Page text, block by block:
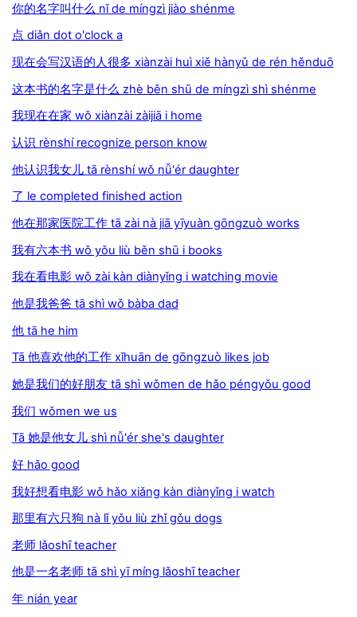
你的名字叫什么 nǐ de míngzì jiào shénme
点 diǎn dot o'clock a
现在会写汉语的人很多 xiànzài huì xiě hànyǔ de rén hěnduō
这本书的名字是什么 zhè běn shū de míngzì shì shénme
我现在在家 wǒ xiànzài zàijiā i home
认识 rènshí recognize person know
他认识我女儿 tā rènshí wǒ nǚ'ér daughter
了 le completed finished action
他在那家医院工作 tā zài nà jiā yīyuàn gōngzuò works
我有六本书 wǒ yǒu liù běn shū i books
我在看电影 wǒ zài kàn diànyǐng i watching movie
他是我爸爸 tā shì wǒ bàba dad
他 tā he him
Tā 他喜欢他的工作 xǐhuān de gōngzuò likes job
她是我们的好朋友 tā shì wǒmen de hǎo péngyǒu good
我们 wǒmen we us
Tā 她是他女儿 shì nǚ'ér she's daughter
好 hǎo good
我好想看电影 wǒ hǎo xiǎng kàn diànyǐng i watch
那里有六只狗 nà lǐ yǒu liù zhǐ gǒu dogs
老师 lǎoshī teacher
他是一名老师 tā shì yī míng lǎoshī teacher
年 nián year